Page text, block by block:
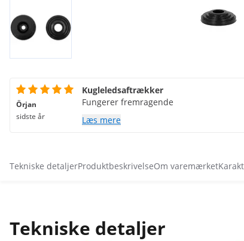
Örjan
sidste år
Kugleledsaftrækker
Fungerer fremragende
Læs mere
Tekniske detaljerProduktbeskrivelseOm varemærket
Tekniske detaljer